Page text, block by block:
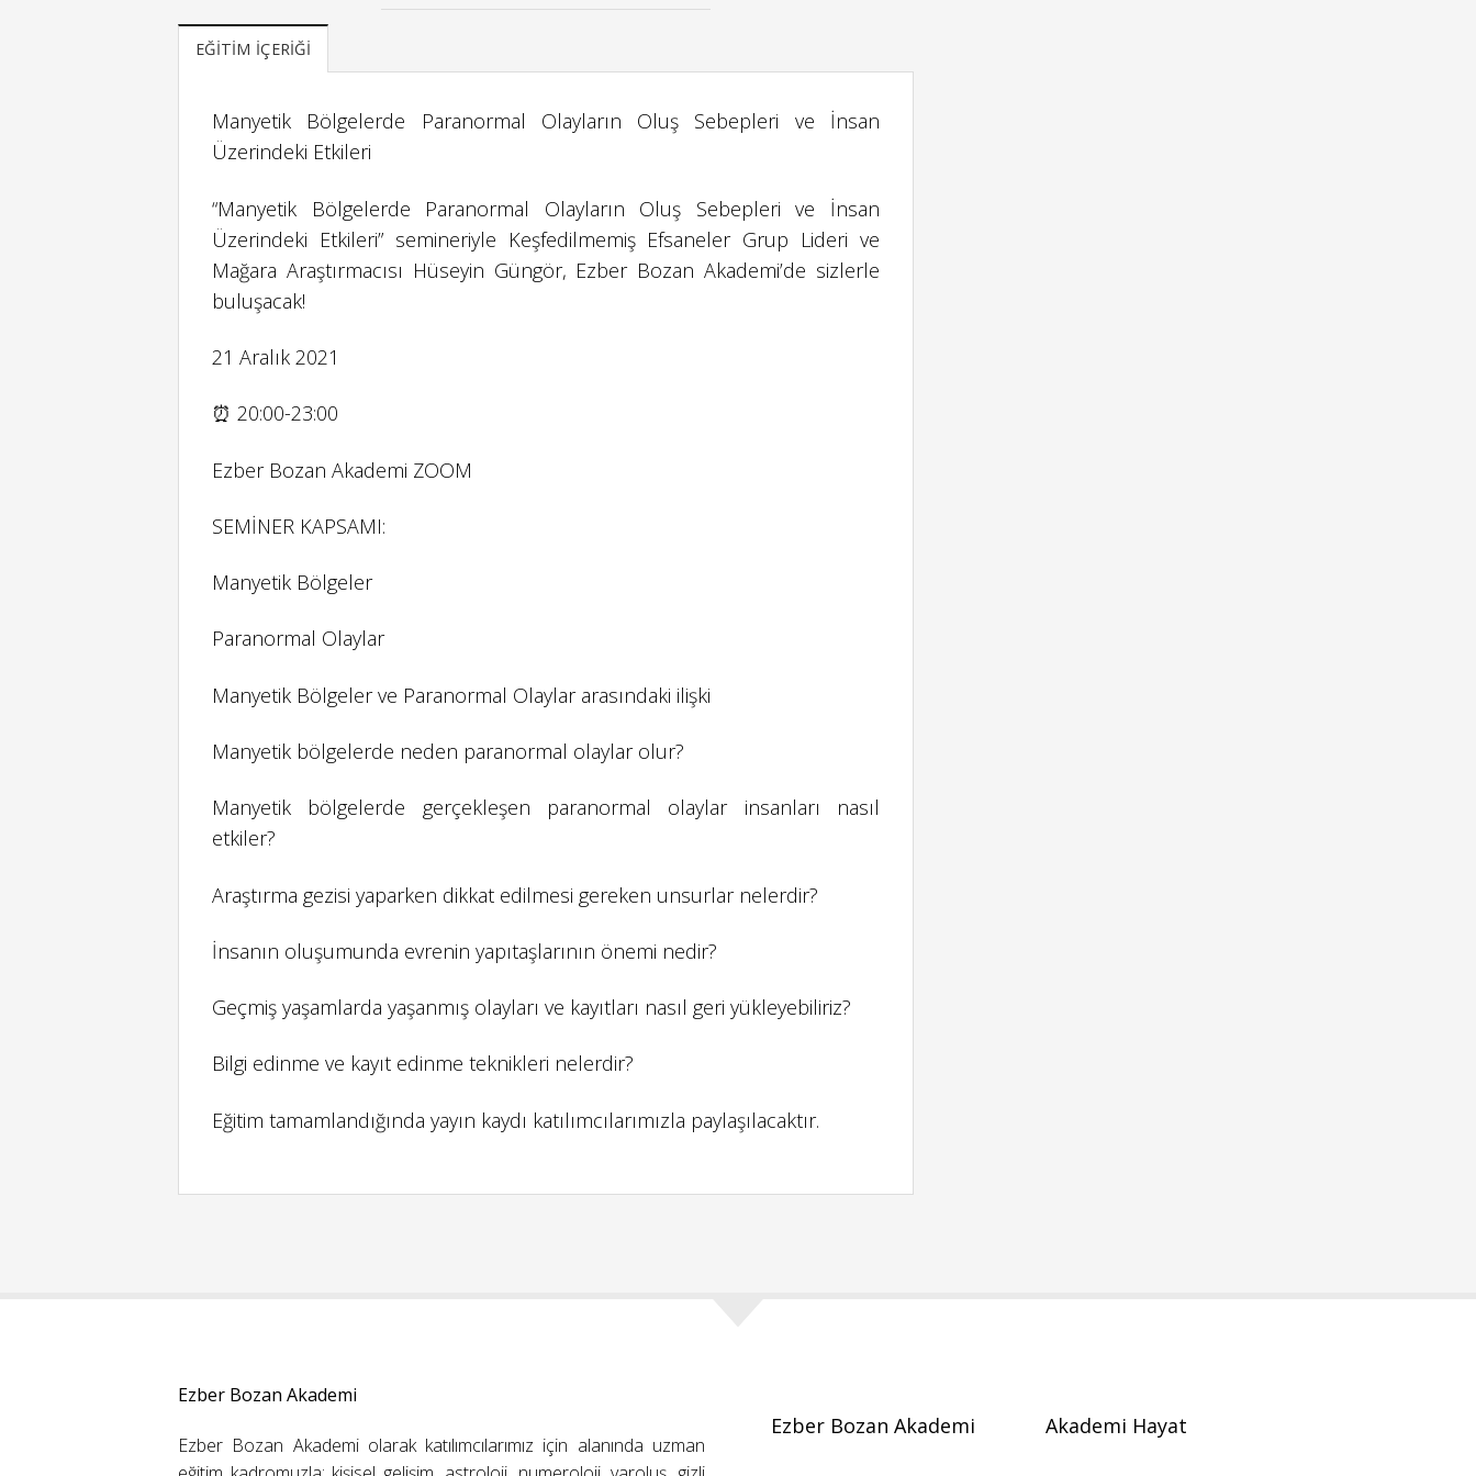
EĞITIM İÇERIĞI
Manyetik Bölgelerde Paranormal Olayların Oluş Sebepleri ve İnsan
Üzerindeki Etkileri
“Manyetik Bölgelerde Paranormal Olayların Oluş Sebepleri ve İnsan
Üzerindeki Etkileri” semineriyle Keşfedilmemiş Efsaneler Grup Lideri ve
Mağara Araştırmacısı Hüseyin Güngör, Ezber Bozan Akademi’de sizlerle
buluşacak!
21 Aralık 2021
⏰ 20:00-23:00
Ezber Bozan Akademi ZOOM
SEMİNER KAPSAMI:
Manyetik Bölgeler
Paranormal Olaylar
Manyetik Bölgeler ve Paranormal Olaylar arasındaki ilişki
Manyetik bölgelerde neden paranormal olaylar olur?
Manyetik bölgelerde gerçekleşen paranormal olaylar insanları nasıl
etkiler?
Araştırma gezisi yaparken dikkat edilmesi gereken unsurlar nelerdir?
İnsanın oluşumunda evrenin yapıtaşlarının önemi nedir?
Geçmiş yaşamlarda yaşanmış olayları ve kayıtları nasıl geri yükleyebiliriz?
Bilgi edinme ve kayıt edinme teknikleri nelerdir?
Eğitim tamamlandığında yayın kaydı katılımcılarımızla paylaşılacaktır.
Ezber Bozan Akademi
Ezber Bozan Akademi olarak katılımcılarımız için alanında uzman
Ezber Bozan Akademi Akademi Hayat